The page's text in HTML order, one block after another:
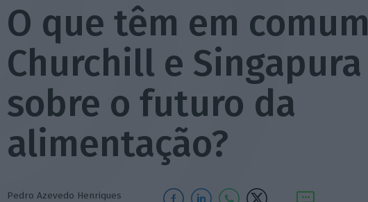
O que têm em comum
Churchill e Singapura
sobre o futuro da
alimentação?
Pedro Azevedo Henriques